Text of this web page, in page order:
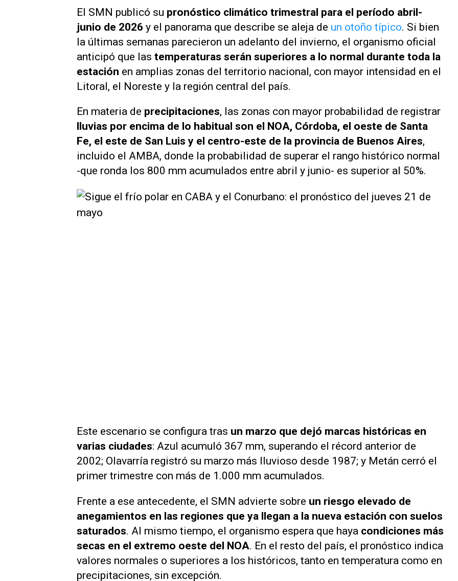
El SMN publicó su pronóstico climático trimestral para el período abril-
junio de 2026 y el panorama que describe se aleja de un otoño típico. Si bien
la últimas semanas parecieron un adelanto del invierno, el organismo oficial
anticipó que las temperaturas serán superiores a lo normal durante toda la
estación en amplias zonas del territorio nacional, con mayor intensidad en el
Litoral, el Noreste y la región central del país.
En materia de precipitaciones, las zonas con mayor probabilidad de registrar
lluvias por encima de lo habitual son el NOA, Córdoba, el oeste de Santa
Fe, el este de San Luis y el centro-este de la provincia de Buenos Aires,
incluido el AMBA, donde la probabilidad de superar el rango histórico normal
-que ronda los 800 mm acumulados entre abril y junio- es superior al 50%.
Este escenario se configura tras un marzo que dejó marcas históricas en
varias ciudades: Azul acumuló 367 mm, superando el récord anterior de
2002; Olavarría registró su marzo más lluvioso desde 1987; y Metán cerró el
primer trimestre con más de 1.000 mm acumulados.
Frente a ese antecedente, el SMN advierte sobre un riesgo elevado de
anegamientos en las regiones que ya llegan a la nueva estación con suelos
saturados. Al mismo tiempo, el organismo espera que haya condiciones más
secas en el extremo oeste del NOA. En el resto del país, el pronóstico indica
valores normales o superiores a los históricos, tanto en temperatura como en
precipitaciones, sin excepción.